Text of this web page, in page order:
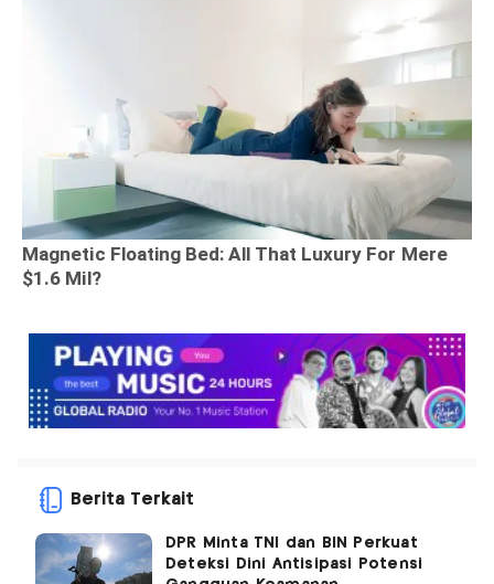
Berita Terkait
DPR Minta TNI dan BIN Perkuat
Deteksi Dini Antisipasi Potensi